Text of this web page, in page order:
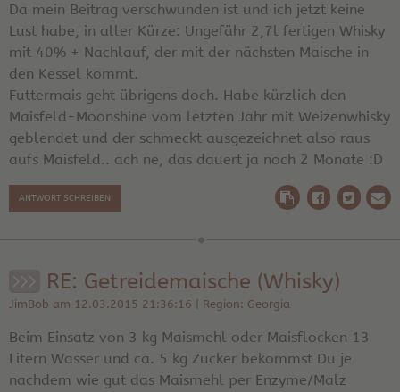
Da mein Beitrag verschwunden ist und ich jetzt keine
Lust habe, in aller Kürze: Ungefähr 2,7l fertigen Whisky
mit 40% + Nachlauf, der mit der nächsten Maische in
den Kessel kommt.
Futtermais geht übrigens doch. Habe kürzlich den
Maisfeld-Moonshine vom letzten Jahr mit Weizenwhisky
geblendet und der schmeckt ausgezeichnet also raus
aufs Maisfeld.. ach ne, das dauert ja noch 2 Monate :D
ANTWORT SCHREIBEN
RE: Getreidemaische (Whisky)
JimBob am 12.03.2015 21:36:16 | Region: Georgia
Beim Einsatz von 3 kg Maismehl oder Maisflocken 13
Litern Wasser und ca. 5 kg Zucker bekommst Du je
nachdem wie gut das Maismehl per Enzyme/Malz